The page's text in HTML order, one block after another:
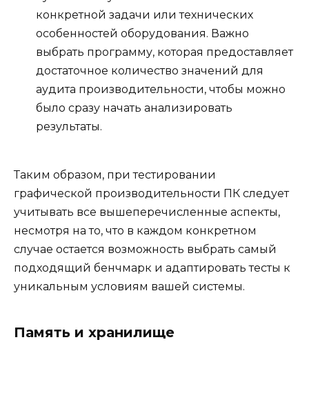
конкретной задачи или технических
особенностей оборудования. Важно
выбрать программу, которая предоставляет
достаточное количество значений для
аудита производительности, чтобы можно
было сразу начать анализировать
результаты.
Таким образом, при тестировании
графической производительности ПК следует
учитывать все вышеперечисленные аспекты,
несмотря на то, что в каждом конкретном
случае остается возможность выбрать самый
подходящий бенчмарк и адаптировать тесты к
уникальным условиям вашей системы.
Память и хранилище